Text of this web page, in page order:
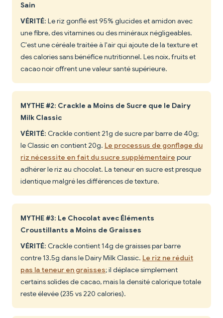
Sain
VÉRITÉ: Le riz gonflé est 95% glucides et amidon avec
une fibre, des vitamines ou des minéraux négligeables.
C'est une céréale traitée à l'air qui ajoute de la texture et
des calories sans bénéfice nutritionnel. Les noix, fruits et
cacao noir offrent une valeur santé supérieure.
MYTHE #2: Crackle a Moins de Sucre que le Dairy
Milk Classic
VÉRITÉ: Crackle contient 21g de sucre par barre de 40g;
le Classic en contient 20g. Le processus de gonflage du
riz nécessite en fait du sucre supplémentaire pour
adhérer le riz au chocolat. La teneur en sucre est presque
identique malgré les différences de texture.
MYTHE #3: Le Chocolat avec Éléments
Croustillants a Moins de Graisses
VÉRITÉ: Crackle contient 14g de graisses par barre
contre 13.5g dans le Dairy Milk Classic. Le riz ne réduit
pas la teneur en graisses; il déplace simplement
certains solides de cacao, mais la densité calorique totale
reste élevée (235 vs 220 calories).